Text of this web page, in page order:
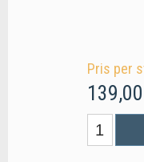
Pris per